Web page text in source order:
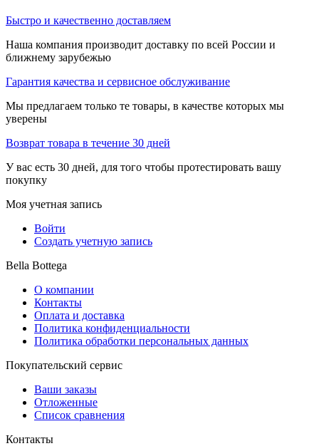
Быстро и качественно доставляем
Наша компания производит доставку по всей России и
ближнему зарубежью
Гарантия качества и сервисное обслуживание
Мы предлагаем только те товары, в качестве которых мы
уверены
Возврат товара в течение 30 дней
У вас есть 30 дней, для того чтобы протестировать вашу
покупку
Моя учетная запись
Войти
Создать учетную запись
Bella Bottega
О компании
Контакты
Оплата и доставка
Политика конфиденциальности
Политика обработки персональных данных
Покупательский сервис
Ваши заказы
Отложенные
Список сравнения
Контакты